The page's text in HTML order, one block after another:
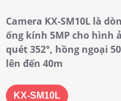
Camera KX-SM10L là
ống kính 5MP cho hình
quét 352°, hồng ngoại
lên đến 40m
KX-SM10L